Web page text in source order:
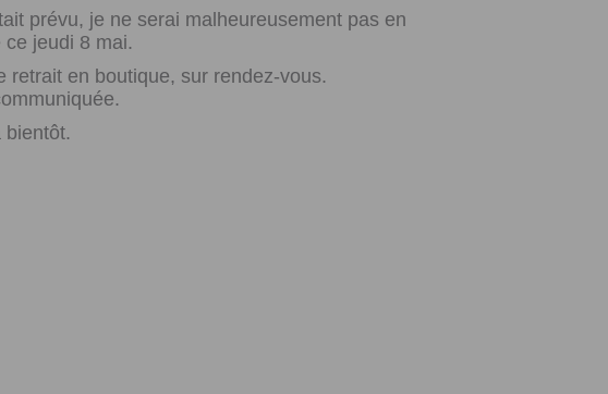
prévu, je ne serai malheureusement pas en
jeudi 8 mai.
retrait en boutique, sur rendez-vous.
bientôt.